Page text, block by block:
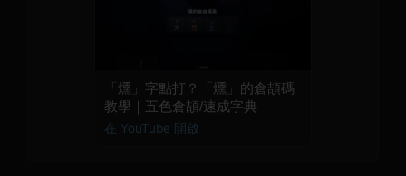
「燻」字點打？「燻」的倉頡碼
教學｜五色倉頡/速成字典
在 YouTube 開啟